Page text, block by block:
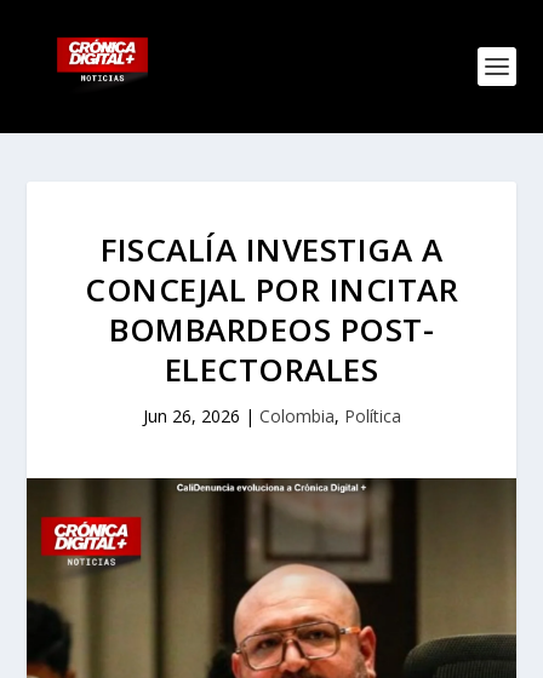
FISCALÍA INVESTIGA A
CONCEJAL POR INCITAR
BOMBARDEOS POST-
ELECTORALES
Jun 26, 2026 | Colombia, Política